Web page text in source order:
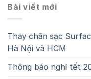
Bài viết mới
Thay chân sạc
Hà Nội và HCM
Thông báo nghỉ tết